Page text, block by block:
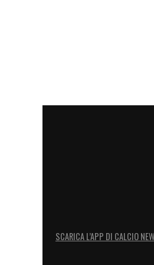
SCARICA L’APP DI CALCIO